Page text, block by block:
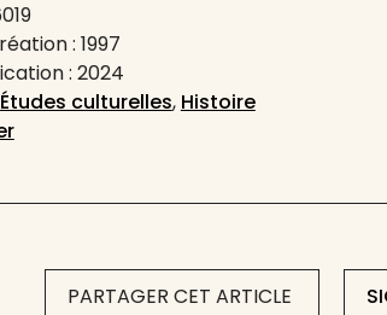
: 1997
: 2024
Études culturelles, Histoire
PARTAGER CET ARTICLE